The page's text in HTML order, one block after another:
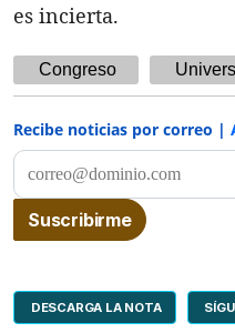
es incierta.
Congreso
Recibe noticias por correo |
DESCARGA LA NOTA